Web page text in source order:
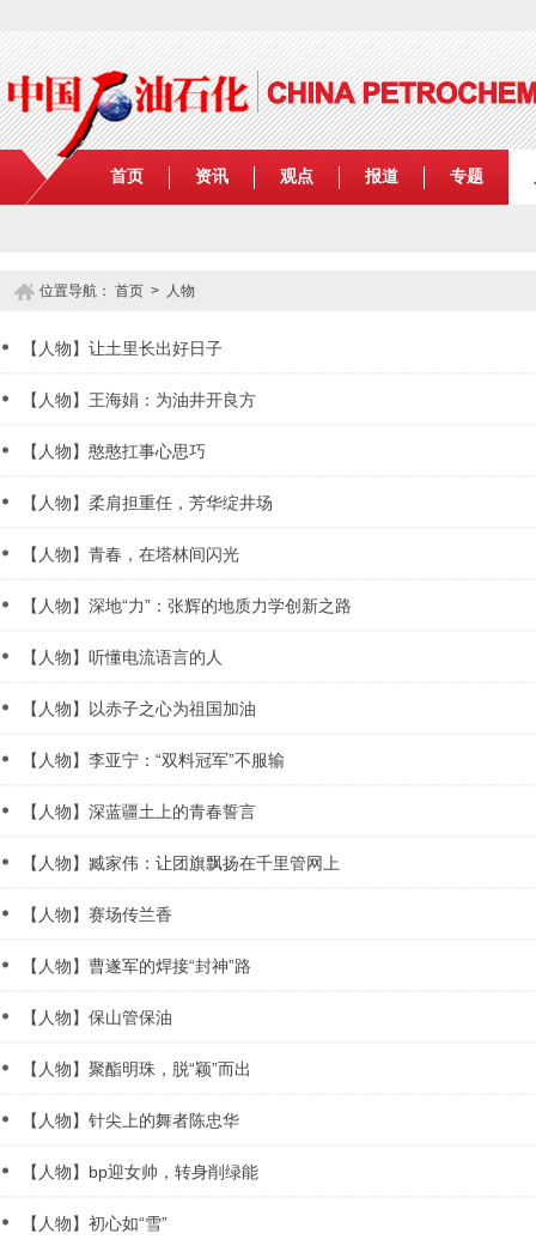
首页 资讯 观点 报道 专题
位置导航： 首页 > 人物
【人物】让土里长出好日子
【人物】王海娟：为油井开良方
【人物】憨憨扛事心思巧
【人物】柔肩担重任，芳华绽井场
【人物】青春，在塔林间闪光
【人物】深地“力”：张辉的地质力学创新之路
【人物】听懂电流语言的人
【人物】以赤子之心为祖国加油
【人物】李亚宁：“双料冠军”不服输
【人物】深蓝疆土上的青春誓言
【人物】臧家伟：让团旗飘扬在千里管网上
【人物】赛场传兰香
【人物】曹遂军的焊接“封神”路
【人物】保山管保油
【人物】聚酯明珠，脱“颖”而出
【人物】针尖上的舞者陈忠华
【人物】bp迎女帅，转身削绿能
【人物】初心如“雪”